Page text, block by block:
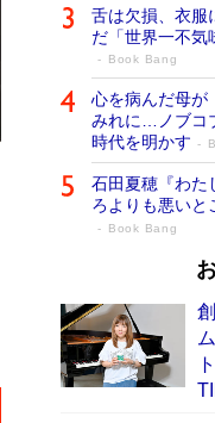
舌は欠損、衣
だ「世界一不気
Book Bang
心を病んだ母が
みれに…ノブコ
時代を明かす
石田夏穂『わた
ろよりも悪いと
Book Bang
73歳でも働
「なんで？ そ
家・阿刀田高
す
Book Bang